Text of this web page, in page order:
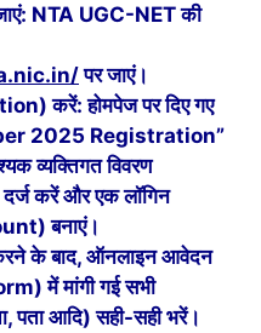
NTA UGC-NET की
पर जाएं।
करें: होमपेज पर दिए गए
2025 Registration”
व्यक्तिगत विवरण
करें और एक लॉगिन
बनाएं।
के बाद, ऑनलाइन आवेदन
में मांगी गई सभी
पता आदि) सही-सही भरें।